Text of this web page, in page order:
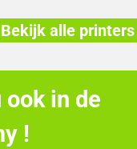
Bekijk alle printers
ook in de
!